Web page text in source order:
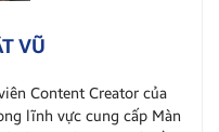
VŨ
Content Creator của
lĩnh vực cung cấp Màn